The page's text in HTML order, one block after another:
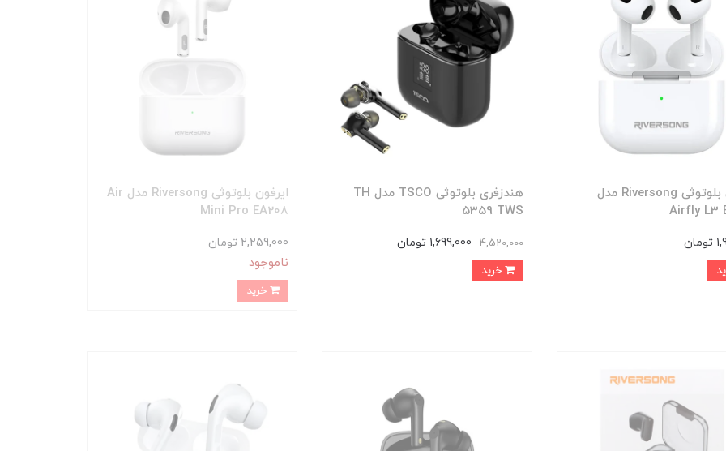
ایرفون بلوتوثی Riversong مدل
Airfly L3
هندزفری بلوتوثی TSCO مدل TH
5359 TWS
4,520,000 1,699,000 تومان
خرید
ایرفون بلوتوثی Riversong مدل Air
Mini Pro EA208
2,259,000 تومان
ناموجود
خرید